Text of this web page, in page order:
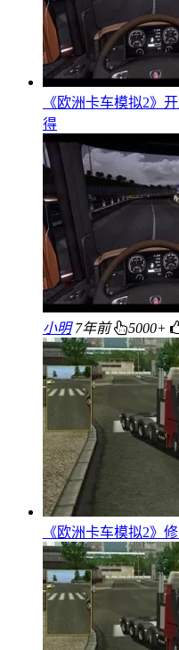
《欧洲卡车模拟2》
得
小明 7年前 5000+
《欧洲卡车模拟2》